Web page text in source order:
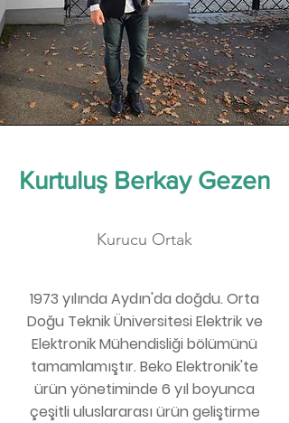
Kurtuluş Berkay Gezen
Kurucu Ortak
1973 yılında Aydın'da doğdu. Orta
Doğu Teknik Üniversitesi Elektrik ve
Elektronik Mühendisliği bölümünü
tamamlamıştır. Beko Elektronik'te
ürün yönetiminde 6 yıl boyunca
çeşitli uluslararası ürün geliştirme